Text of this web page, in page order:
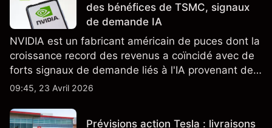
des bénéfices de TSMC, signaux
de demande IA
NVIDIA est un fabricant américain de puces dont la
croissance record des revenus a coïncidé avec de
forts signaux de demande liés à l'IA provenant de
partenaires clés de la chaîne d'approvisionnement,
passées ne préjugent pas des résultats futurs.
09:45, 23 Avril 2026
Prévisions action Tesla : livraisons